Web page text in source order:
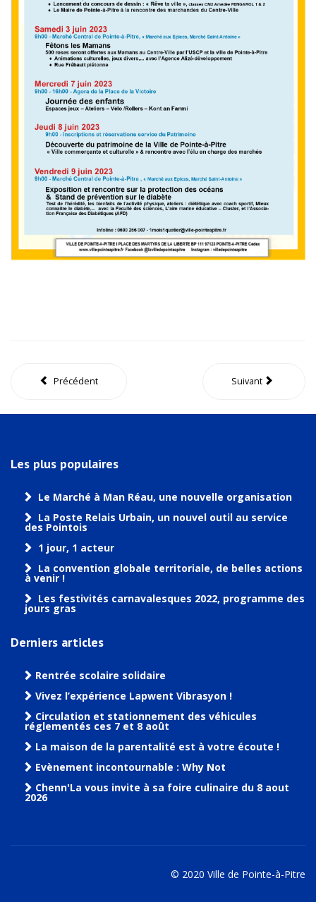
Précédent Suivant
Les plus populaires
Le Marché à Man Réau, une nouvelle organisation
La Poste Relais Urbain, un nouvel outil au service
des Pointois
1 jour, 1 acteur
La convention globale territoriale, de belles actions
à venir !
Les festivités carnavalesques 2022, programme des
jours gras
Derniers articles
Rentrée scolaire solidaire
Vivez l’expérience Lapwent Vibrasyon !
Circulation et stationnement des véhicules
réglementés ces 7 et 8 août
La maison de la parentalité est à votre écoute !
Evènement incontournable : Why Not
Chenn'La vous invite à sa foire culinaire du 8 aout
2026
© 2020 Ville de Pointe-à-Pitre